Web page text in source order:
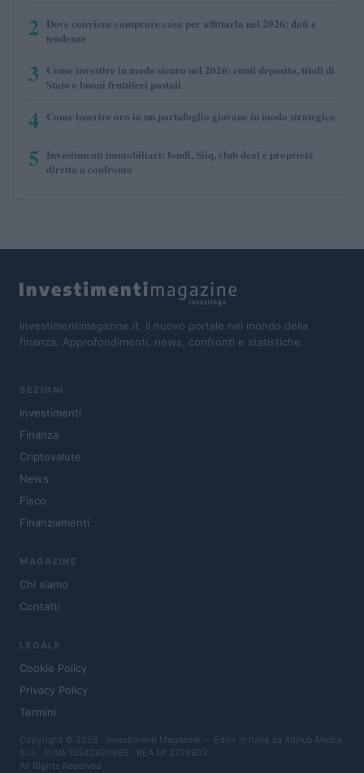
2 Dove conviene comprare casa per affittarla nel 2026: dati e
tendenze
3 Come investire in modo sicuro nel 2026: conti deposito, titoli di
Stato e buoni fruttiferi postali
4 Come inserire oro in un portafoglio giovane in modo strategico
5 Investimenti immobiliari: fondi, Siiq, club deal e proprietà
diretta a confronto
Investimentimagazine.it, il nuovo portale nel mondo della
finanza. Approfondimenti, news, confronti e statistiche.
SEZIONI
Investimenti
Finanza
Criptovalute
News
Fisco
Finanziamenti
MAGAZINE
Chi siamo
Contatti
LEGALE
Cookie Policy
Privacy Policy
Termini
Copyright © 2026 · Investimenti Magazine — Edito in Italia da AdHub Media
S.r.l. · P.IVA 13542920965 · REA MI 2729933
All Rights Reserved